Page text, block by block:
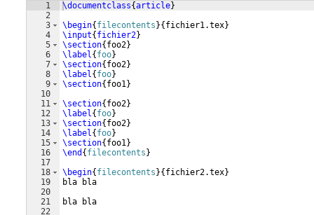
1
2
3
4
5
6
7
8
9
10
11
12
13
14
15
16
17
18
19
20
21
22
\documentclass{article}
\begin{ filecontents }{ fichier1.tex}
\input{ fichier2}
\section{ foo2}
\label{ foo}
\section{ foo2}
\label{ foo}
\section{ foo1}
\section{ foo2}
\label{ foo}
\section{ foo2}
\label{ foo}
\section{ foo1}
\end { filecontents }
\begin{ filecontents }{ fichier2.tex}
bla bla
bla bla